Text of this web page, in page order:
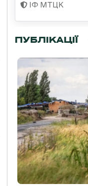
ІФ МТЦК
ПУБЛІКАЦІЇ